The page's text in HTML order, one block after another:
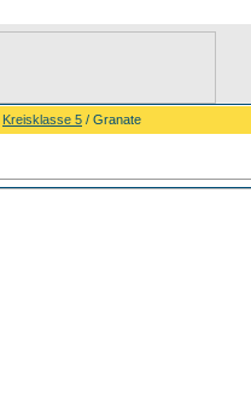
Kreisklasse 5 / Granate